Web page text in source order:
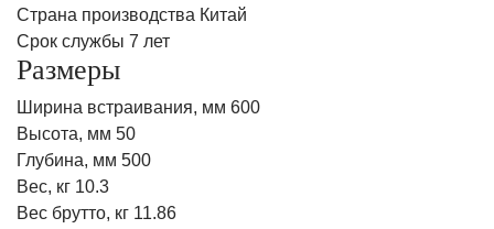
Страна производства Китай
Срок службы 7 лет
Размеры
Ширина встраивания, мм 600
Высота, мм 50
Глубина, мм 500
Вес, кг 10.3
Вес брутто, кг 11.86